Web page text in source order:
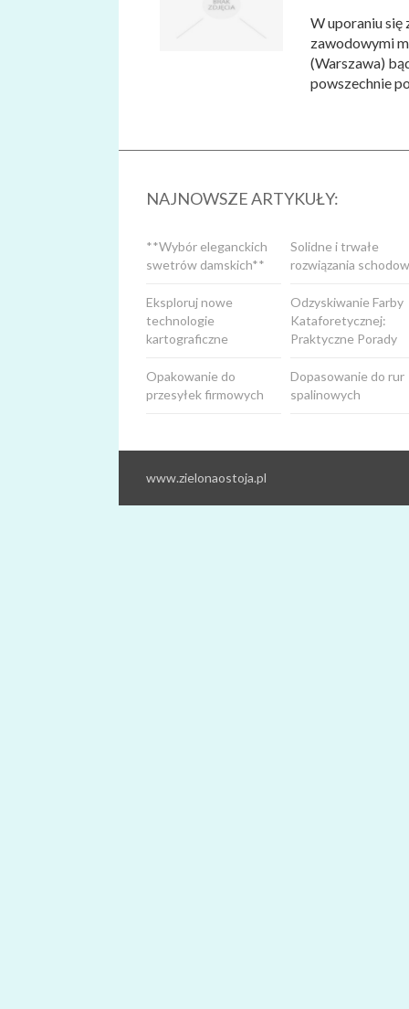
W uporaniu się
zawodowymi
(Warszawa)
powszechnie
NAJNOWSZE ARTYKUŁY:
Solidne i trwałe
rozwiązania
**Wybór eleganckich
swetrów damskich**
Odzyskiwanie Farby
Kataforetycznej:
Praktyczne Porady
Eksploruj nowe
technologie
kartograficzne
Dopasowanie do rur
spalinowych
Opakowanie do
przesyłek firmowych
www.zielonaostoja.pl